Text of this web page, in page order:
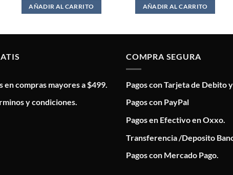
AÑADIR AL CARRITO AÑADIR AL CARRITO
en compras mayores a $499.
y condiciones.
COMPRA SEGURA
Pagos con Tarjeta de Debito
Pagos con PayPal
Pagos en Efectivo en Oxxo.
Transferencia /Deposito
Pagos con Mercado Pago.